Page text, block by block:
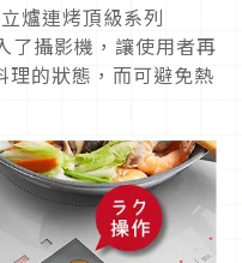
爐連烤頂級系列
了攝影機，讓使用者再
理的狀態，而可避免熱